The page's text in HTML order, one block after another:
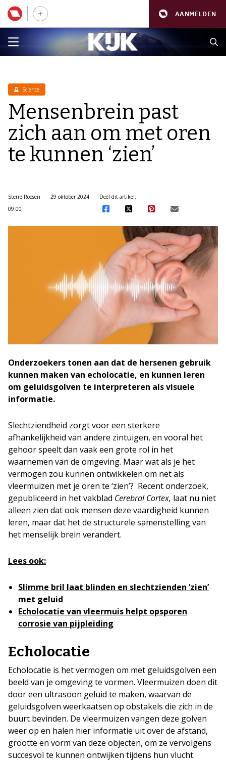
AANMELDEN
Science
Mensenbrein past
zich aan om met oren
te kunnen ‘zien’
Sterre Roosen
29 oktober 2024
09:00
Deel dit artikel:
Onderzoekers tonen aan dat de hersenen gebruik
kunnen maken van echolocatie, en kunnen leren
om geluidsgolven te interpreteren als visuele
informatie.
Slechtziendheid zorgt voor een sterkere
afhankelijkheid van andere zintuigen, en vooral het
gehoor speelt dan vaak een grote rol in het
waarnemen van de omgeving. Maar wat als je het
vermogen zou kunnen ontwikkelen om net als
vleermuizen met je oren te ‘zien’? Recent onderzoek,
gepubliceerd in het vakblad Cerebral Cortex, laat nu niet
alleen zien dat ook mensen deze vaardigheid kunnen
leren, maar dat het de structurele samenstelling van
het menselijk brein verandert.
Lees ook:
Slimme bril laat blinden en slechtzienden ‘zien’
met geluid
Echolocatie van vleermuis helpt opsporen
corrosie van pijpleiding
Echolocatie
Echolocatie is het vermogen om met geluidsgolven een
beeld van je omgeving te vormen. Vleermuizen doen dit
door een ultrasoon geluid te maken, waarvan de
geluidsgolven weerkaatsen op obstakels die zich in de
buurt bevinden. De vleermuizen vangen deze golven
weer op en halen hier informatie uit over de afstand,
grootte en vorm van deze objecten, om ze vervolgens
succesvol te kunnen ontwijken tijdens hun vlucht.